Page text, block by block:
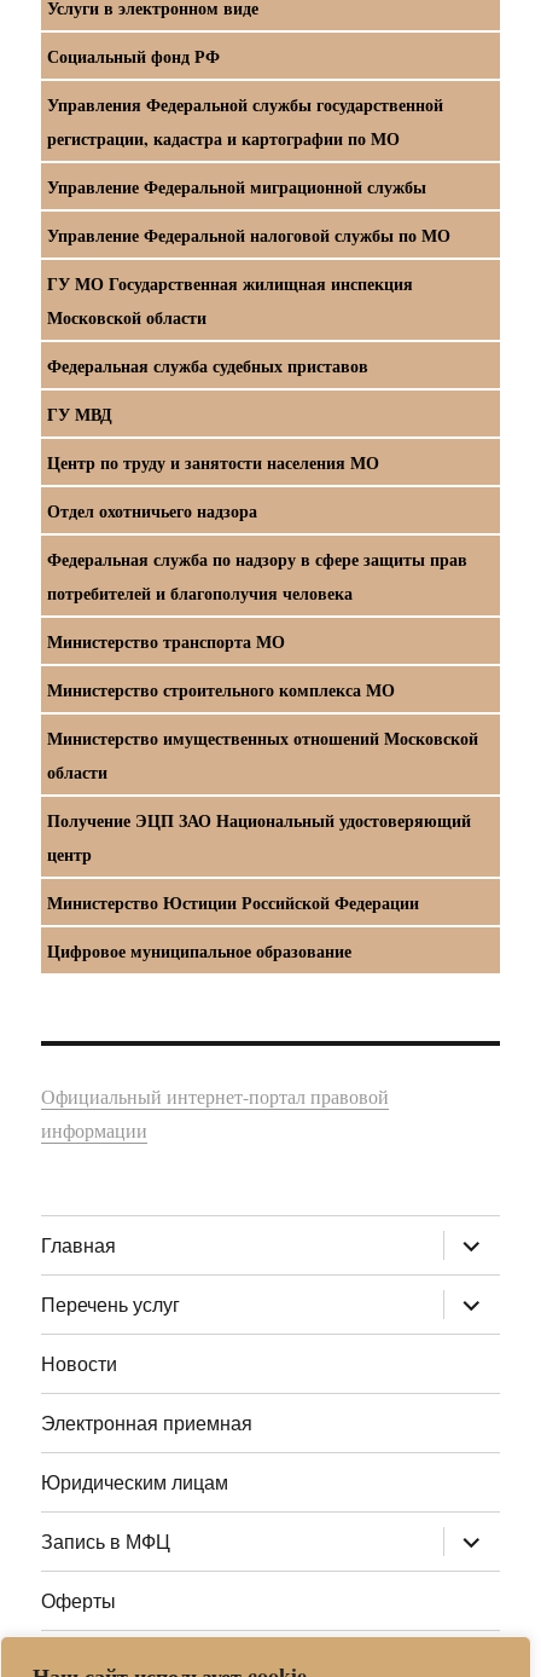
Услуги в электронном виде
Социальный фонд РФ
Управления Федеральной службы государственной
регистрации, кадастра и картографии по МО
Управление Федеральной миграционной службы
Управление Федеральной налоговой службы по МО
ГУ МО Государственная жилищная инспекция
Московской области
Федеральная служба судебных приставов
ГУ МВД
Центр по труду и занятости населения МО
Отдел охотничьего надзора
Федеральная служба по надзору в сфере защиты прав
потребителей и благополучия человека
Министерство транспорта МО
Министерство строительного комплекса МО
Министерство имущественных отношений Московской
области
Получение ЭЦП ЗАО Национальный удостоверяющий
центр
Министерство Юстиции Российской Федерации
Цифровое муниципальное образование
Официальный интернет-портал правовой
информации
Главная раскрыть
дочернее
меню
Перечень услуг
раскрыть
дочернее
меню
Новости
Электронная приемная
Юридическим лицам
Запись в МФЦ раскрыть
дочернее
меню
Оферты